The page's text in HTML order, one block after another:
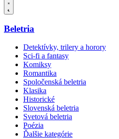
Beletria
Detektívky, trilery a horory
Sci-fi a fantasy
Komiksy
Romantika
Spoločenská beletria
Klasika
Historické
Slovenská beletria
Svetová beletria
Poézia
Ďalšie kategórie